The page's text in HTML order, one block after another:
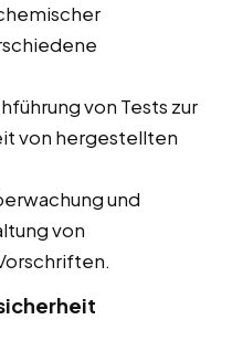
von Tests zur
von hergestellten
und
von